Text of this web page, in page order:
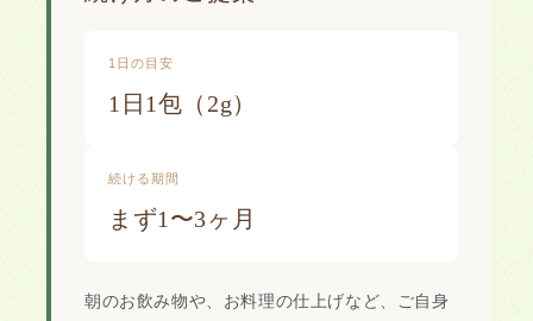
1日の目安
1日1包（2g）
続ける期間
まず1〜3ヶ月
朝のお飲み物や、お料理の仕上げなど、ご自身